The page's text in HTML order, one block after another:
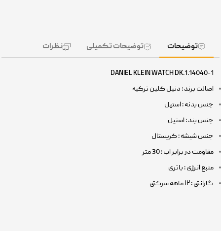
توضیحات توضیحات تکمیلی نظرات
DANIEL KLEIN WATCH DK.1.14040-1
اصالت برند : دنیل کلین ترکیه
جنس بدنه : استیل
جنس بند : استیل
جنس شیشه : کریستال
مقاومت در برابر اب : 30 متر
منبع انرژی : باتری
گارانتی : ۱۲ ماهه شرکتی